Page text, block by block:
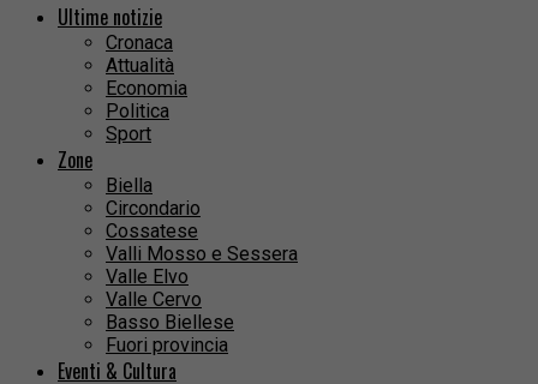
Ultime notizie
Cronaca
Attualità
Economia
Politica
Sport
Zone
Biella
Circondario
Cossatese
Valli Mosso e Sessera
Valle Elvo
Valle Cervo
Basso Biellese
Fuori provincia
Eventi & Cultura